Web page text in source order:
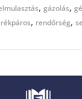
,gázolás,
, rendőrség,